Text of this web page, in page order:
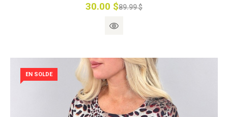
30.00 $89.99 $
EN SOLDE